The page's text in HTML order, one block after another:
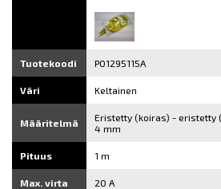
Tuotekoodi P01295115A
Väri Keltainen
Määritelmä
Eristetty (koiras) - eristetty
4 mm
Pituus 1 m
Max. virta 20 A